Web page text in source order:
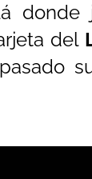
donde
del